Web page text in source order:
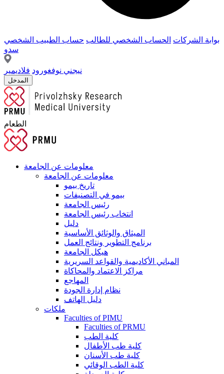
بوابة الشركات الحساب الشخصي للطالب حساب الطبيب الشخصي
سدو
نيجني نوفغورود فلاديمير
المدخل
الطعام
معلومات عن الجامعة
معلومات عن الجامعة
تاريخ بيمو
بيمو في التصنيفات
رئيس الجامعة
انتخاب رئيس الجامعة
دليل
الميثاق والوثائق الأساسية
برنامج التطوير ونتائج العمل
هيكل الجامعة
المباني الأكاديمية والقواعد السريرية
مراكز الاعتماد والمحاكاة
المهاجع
نظام إدارة الجودة
دليل الهاتف
ملكات
Faculties of PIMU
Faculties of PRMU
كلية الطب
كلية طب الأطفال
كلية طب الأسنان
كلية الطب الوقائي